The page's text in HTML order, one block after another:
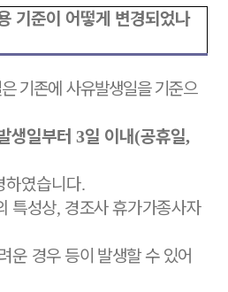
기준이 어떻게 변경되었나
기존에 사유발생일을 기준으
생일부터3일 이내(공휴일,
하였습니다.
특성상, 경조사 휴가가종사자
운 경우 등이 발생할 수 있어